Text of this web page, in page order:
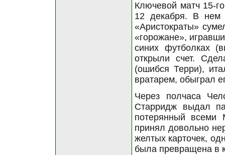
Ключевой матч 15-
12 декабря. В нем
«Аристократы»
«горожане»,
синих футболках
открыли счет.
(ошибся Терри),
вратарем, обыграл
Через полчаса
Старридж выдал
потерянный всеми
принял довольно
желтых карточек,
была превращена в